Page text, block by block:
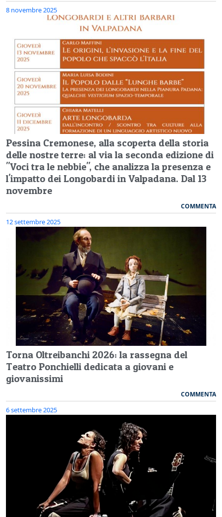
8 novembre 2025
Pessina Cremonese, alla scoperta della storia
delle nostre terre: al via la seconda edizione di
"Voci tra le nebbie", che analizza la presenza e
l'impatto dei Longobardi in Valpadana. Dal 13
novembre
COMMENTA
12 settembre 2025
Torna Oltreibanchi 2026: la rassegna del
Teatro Ponchielli dedicata a giovani e
giovanissimi
COMMENTA
6 settembre 2025